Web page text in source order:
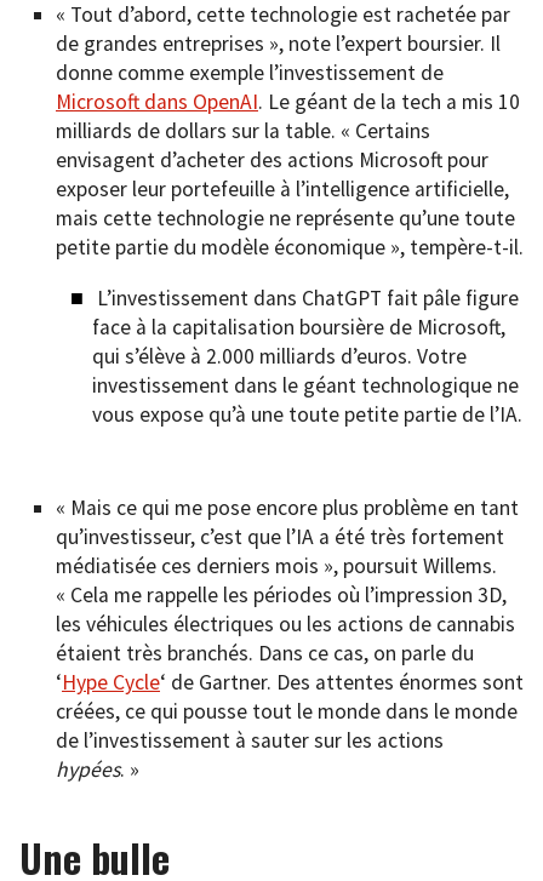
« Tout d’abord, cette technologie est rachetée par
de grandes entreprises », note l’expert boursier. Il
donne comme exemple l’investissement de
Microsoft dans OpenAI. Le géant de la tech a mis 10
milliards de dollars sur la table. « Certains
envisagent d’acheter des actions Microsoft pour
exposer leur portefeuille à l’intelligence artificielle,
mais cette technologie ne représente qu’une toute
petite partie du modèle économique », tempère-t-il.
L’investissement dans ChatGPT fait pâle figure
face à la capitalisation boursière de Microsoft,
qui s’élève à 2.000 milliards d’euros. Votre
investissement dans le géant technologique ne
vous expose qu’à une toute petite partie de l’IA.
« Mais ce qui me pose encore plus problème en tant
qu’investisseur, c’est que l’IA a été très fortement
médiatisée ces derniers mois », poursuit Willems.
« Cela me rappelle les périodes où l’impression 3D,
les véhicules électriques ou les actions de cannabis
étaient très branchés. Dans ce cas, on parle du
‘Hype Cycle‘ de Gartner. Des attentes énormes sont
créées, ce qui pousse tout le monde dans le monde
de l’investissement à sauter sur les actions
hypées. »
Une bulle